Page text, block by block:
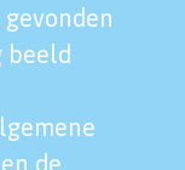
beeld
de